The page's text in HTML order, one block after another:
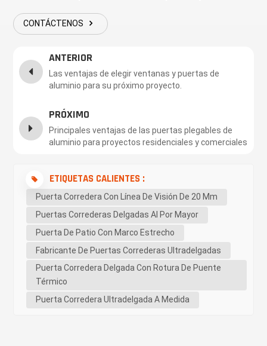
CONTÁCTENOS
ANTERIOR
Las ventajas de elegir ventanas y puertas de
aluminio para su próximo proyecto.
PRÓXIMO
Principales ventajas de las puertas plegables de
aluminio para proyectos residenciales y comerciales
ETIQUETAS CALIENTES :
Puerta Corredera Con Línea De Visión De 20 Mm
Puertas Correderas Delgadas Al Por Mayor
Puerta De Patio Con Marco Estrecho
Fabricante De Puertas Correderas Ultradelgadas
Puerta Corredera Delgada Con Rotura De Puente
Térmico
Puerta Corredera Ultradelgada A Medida